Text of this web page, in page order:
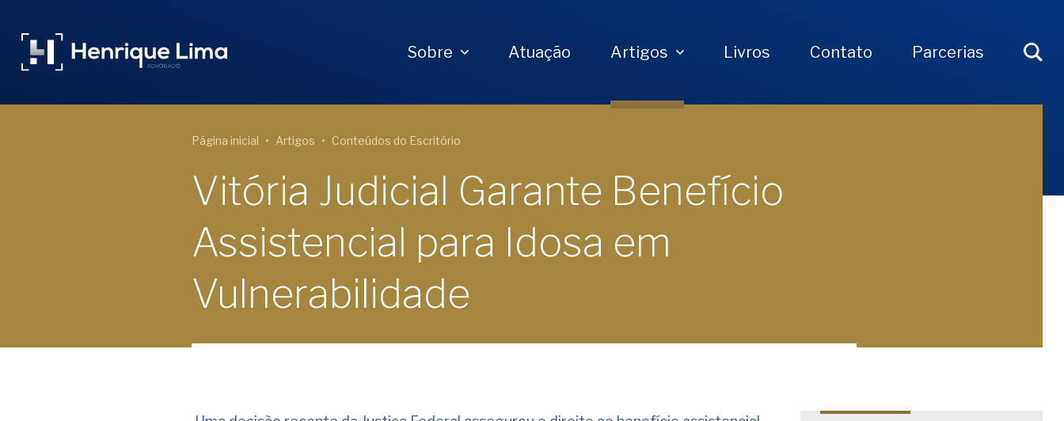
Sobre Atuação Artigos Livros Contato Parcerias
Página inicial Artigos Conteúdos do Escritório
Vitória Judicial Garante Benefício
Assistencial para Idosa em
Vulnerabilidade